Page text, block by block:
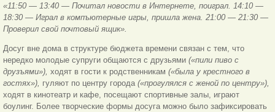
«11:50 — 13:40 — Почитал новости в Интернете, поиграл. 14:10 —
18:30 — Играл в компъютерные игры, пришла жена. 21:00 — 21:30 —
Проверил свой почтовый ящик».
Досуг вне дома в структуре бюджета времени связан с тем, что
нередко молодые супруги общаются с друзьями («пили пиво с
друзъями»), ходят в гости к родственникам («была у крестного в
гостях»), гуляют по центру города («прогулялся с женой по центру»),
ходят в кинотеатр и кафе, посещают спортивные залы, играют
боулинг. Более творческие формы досуга можно было зафиксировать